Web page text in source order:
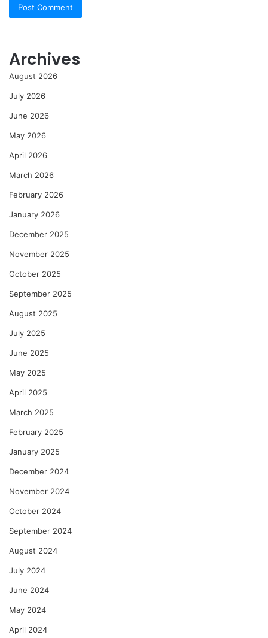
Archives
August 2026
July 2026
June 2026
May 2026
April 2026
March 2026
February 2026
January 2026
December 2025
November 2025
October 2025
September 2025
August 2025
July 2025
June 2025
May 2025
April 2025
March 2025
February 2025
January 2025
December 2024
November 2024
October 2024
September 2024
August 2024
July 2024
June 2024
May 2024
April 2024